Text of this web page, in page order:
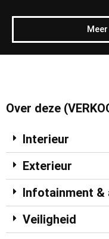
Over deze
Interieur
Exterieur
Infotainment &
Veiligheid